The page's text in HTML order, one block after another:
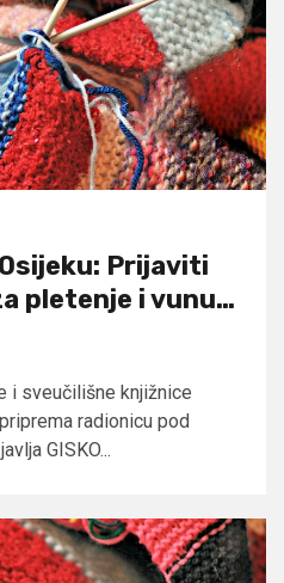
Prijaviti
pletenje i vunu…
i sveučilišne knjižnice
radionicu pod
GISKO...